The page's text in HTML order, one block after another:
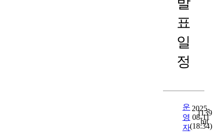
표
일
정
운
영
자
2025-
08-11
(18:34)
1139
hit